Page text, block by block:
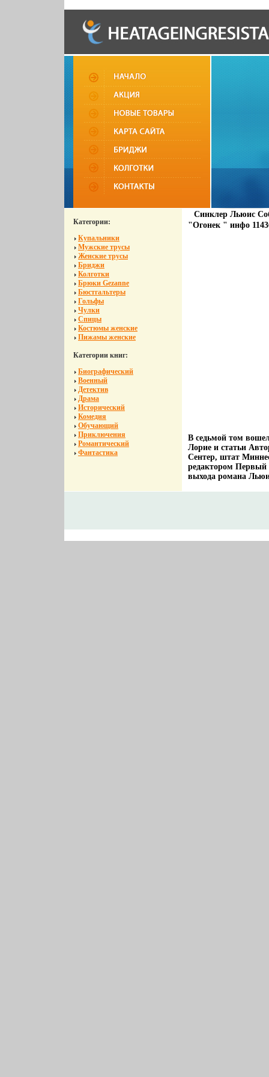
Категории:
Купальники
Мужские трусы
Женские трусы
Бриджи
Колготки
Брюки Gezanne
Бюстгальтеры
Гольфы
Чулки
Спицы
Костюмы женские
Пижамы женские
Категории книг:
Биографический
Военный
Детектив
Драма
Исторический
Комедия
Обучающий
Приключения
Романтический
Фантастика
Синклер Льюис
"Огонек " инфо
В седьмой том
Лорие и статьи
Сентер, штат
редактором Первый
выхода романа